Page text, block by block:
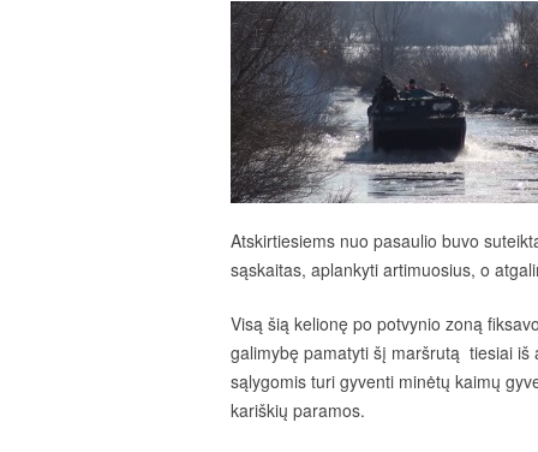
Atskirtiesiems nuo pasaulio buvo
sąskaitas, aplankyti artimuosius, o
Visą šią kelionę po potvynio zoną
galimybę pamatyti šį maršrutą tiesiai iš
sąlygomis turi gyventi minėtų kaimų
kariškių paramos.